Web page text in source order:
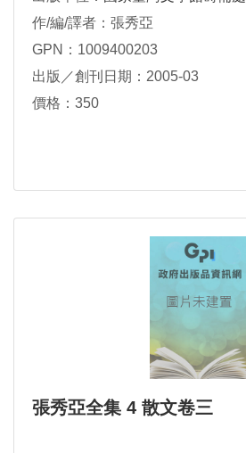
作/編/譯者：張秀亞
GPN：1009400203
出版／創刊日期：2005-03
價格：350
張秀亞全集 4 散文卷三